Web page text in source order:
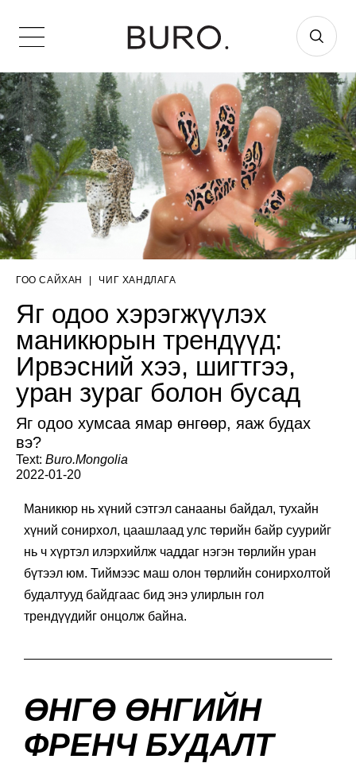
ГОО САЙХАН ЧИГ ХАНДЛАГА
Яг одоо хэрэгжүүлэх
маникюрын трендүүд:
Ирвэсний хээ, шигтгээ,
уран зураг болон бусад
Яг одоо хумсаа ямар өнгөөр, яаж будах
вэ?
Text: Buro.Mongolia
2022-01-20
Маникюр нь хүний сэтгэл санааны байдал, тухайн
хүний сонирхол, цаашлаад улс төрийн байр суурийг
нь ч хүртэл илэрхийлж чаддаг нэгэн төрлийн уран
бүтээл юм. Тиймээс маш олон төрлийн сонирхолтой
будалтууд байдгаас бид энэ улирлын гол
трендүүдийг онцолж байна.
ӨНГӨ ӨНГИЙН
ФРЕНЧ БУДАЛТ